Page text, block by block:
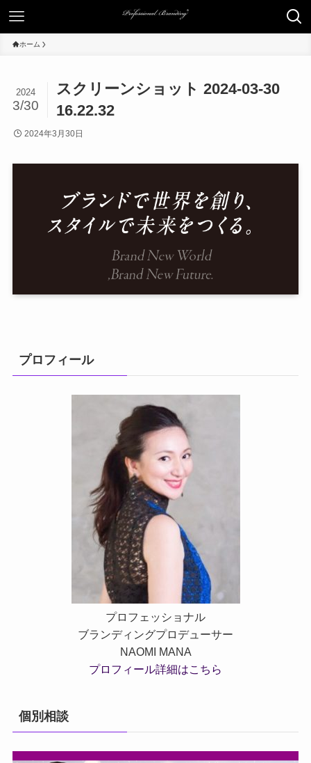
ホーム
スクリーンショット 2024-03-30
16.22.32
2024
3/30
2024年3月30日
プロフィール
プロフェッショナル
ブランディングプロデューサー
NAOMI MANA
プロフィール詳細はこちら
個別相談